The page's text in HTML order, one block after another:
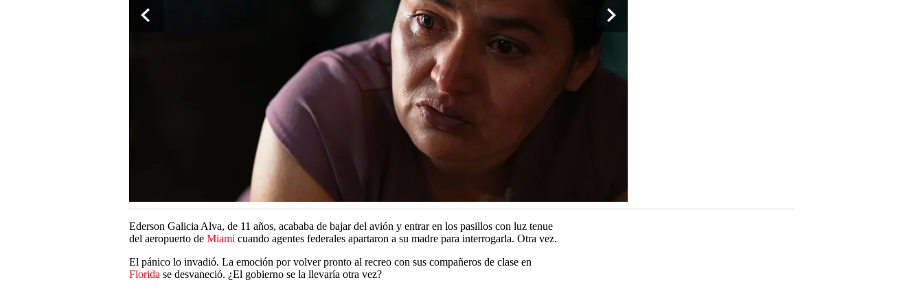
Ederson Galicia Alva, de 11 años, acababa de bajar del avión y entrar en los pasillos con luz tenue
del aeropuerto de Miami cuando agentes federales apartaron a su madre para interrogarla. Otra vez.
El pánico lo invadió. La emoción por volver pronto al recreo con sus compañeros de clase en
Florida se desvaneció. ¿El gobierno se la llevaría otra vez?